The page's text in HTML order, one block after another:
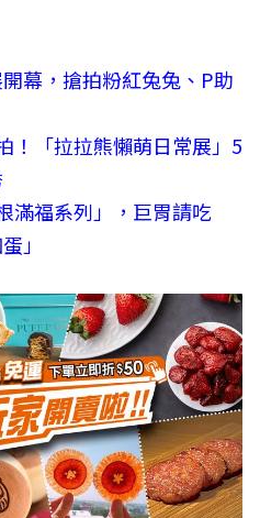
幕，搶拍粉紅兔兔、P助
！「拉拉熊懶萌日常展」5
滿福系列」，巨胃請吃
」